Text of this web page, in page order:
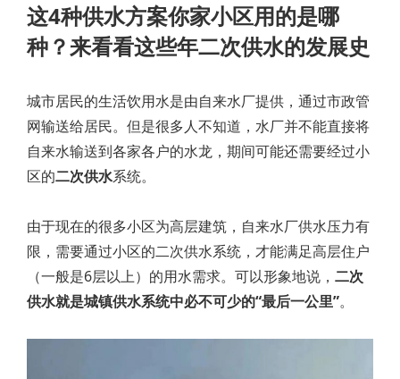
这4种供水方案你家小区用的是哪
种？来看看这些年二次供水的发展史
城市居民的生活饮用水是由自来水厂提供，通过市政管
网输送给居民。但是很多人不知道，水厂并不能直接将
自来水输送到各家各户的水龙，期间可能还需要经过小
区的二次供水系统。
由于现在的很多小区为高层建筑，自来水厂供水压力有
限，需要通过小区的二次供水系统，才能满足高层住户
（一般是6层以上）的用水需求。可以形象地说， 二次
供水就是城镇供水系统中必不可少的“最后一公里”。